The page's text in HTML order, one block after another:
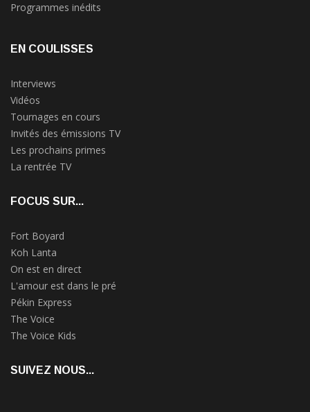
Programmes inédits
EN COULISSES
Interviews
Vidéos
Tournages en cours
Invités des émissions TV
Les prochains primes
La rentrée TV
FOCUS SUR...
Fort Boyard
Koh Lanta
On est en direct
L'amour est dans le pré
Pékin Express
The Voice
The Voice Kids
SUIVEZ NOUS...